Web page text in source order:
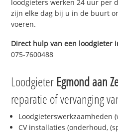
loodgieters werken 24 uur per
zijn elke dag bij u in de buurt
voeren.
Direct hulp van een loodgieter
075-7600488
Loodgieter Egmond aan
reparatie of vervanging
Loodgieterswerkzaamheden
CV installaties (onderhoud,